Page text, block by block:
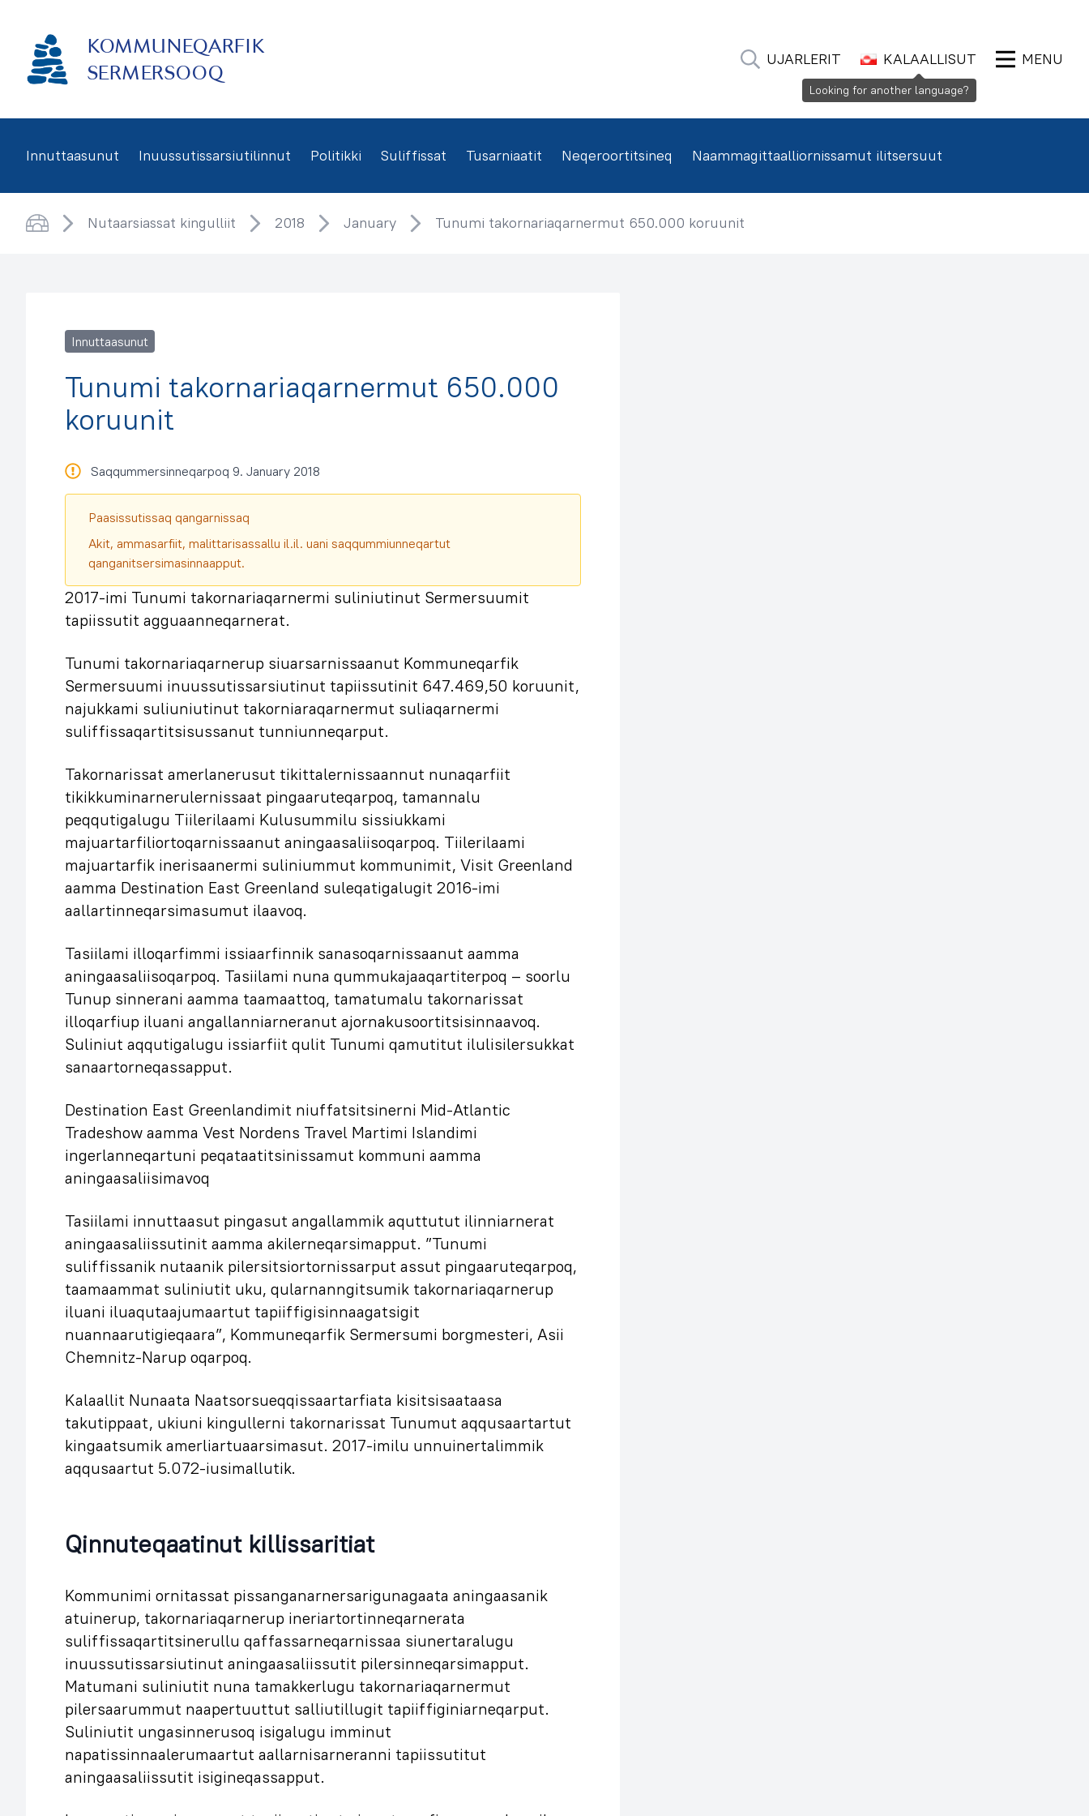
KOMMUNEQARFIK
SERMERSOOQ
UJARLERIT KALAALLISUT MENU
Innuttaasunut Inuussutissarsiutilinnut Politikki Suliffissat Tusarniaatit Neqeroortitsineq Naammagittaalliornissamut ilitsersuut
Nutaarsiassat kingulliit 2018 January Tunumi takornariaqarnermut 650.000 koruunit
Innuttaasunut
Tunumi takornariaqarnermut 650.000
koruunit
Saqqummersinneqarpoq 9. January 2018
Paasissutissaq qangarnissaq
Akit, ammasarfiit, malittarisassallu il.il. uani saqqummiunneqartut
qanganitsersimasinnaapput.
2017-imi Tunumi takornariaqarnermi suliniutinut Sermersuumit
tapiissutit agguaanneqarnerat.
Tunumi takornariaqarnerup siuarsarnissaanut Kommuneqarfik
Sermersuumi inuussutissarsiutinut tapiissutinit 647.469,50 koruunit,
najukkami suliuniutinut takorniaraqarnermut suliaqarnermi
suliffissaqartitsisussanut tunniunneqarput.
Takornarissat amerlanerusut tikittalernissaannut nunaqarfiit
tikikkuminarnerulernissaat pingaaruteqarpoq, tamannalu
peqqutigalugu Tiilerilaami Kulusummilu sissiukkami
majuartarfiliortoqarnissaanut aningaasaliisoqarpoq. Tiilerilaami
majuartarfik inerisaanermi suliniummut kommunimit, Visit Greenland
aamma Destination East Greenland suleqatigalugit 2016-imi
aallartinneqarsimasumut ilaavoq.
Tasiilami illoqarfimmi issiaarfinnik sanasoqarnissaanut aamma
aningaasaliisoqarpoq. Tasiilami nuna qummukajaaqartiterpoq – soorlu
Tunup sinnerani aamma taamaattoq, tamatumalu takornarissat
illoqarfiup iluani angallanniarneranut ajornakusoortitsisinnaavoq.
Suliniut aqqutigalugu issiarfiit qulit Tunumi qamutitut ilulisilersukkat
sanaartorneqassapput.
Destination East Greenlandimit niuffatsitsinerni Mid-Atlantic
Tradeshow aamma Vest Nordens Travel Martimi Islandimi
ingerlanneqartuni peqataatitsinissamut kommuni aamma
aningaasaliisimavoq
Tasiilami innuttaasut pingasut angallammik aquttutut ilinniarnerat
aningaasaliissutinit aamma akilerneqarsimapput. ”Tunumi
suliffissanik nutaanik pilersitsiortornissarput assut pingaaruteqarpoq,
taamaammat suliniutit uku, qularnanngitsumik takornariaqarnerup
iluani iluaqutaajumaartut tapiiffigisinnaagatsigit
nuannaarutigieqaara”, Kommuneqarfik Sermersumi borgmesteri, Asii
Chemnitz-Narup oqarpoq.
Kalaallit Nunaata Naatsorsueqqissaartarfiata kisitsisaataasa
takutippaat, ukiuni kingullerni takornarissat Tunumut aqqusaartartut
kingaatsumik amerliartuaarsimasut. 2017-imilu unnuinertalimmik
aqqusaartut 5.072-iusimallutik.
Qinnuteqaatinut killissaritiat
Kommunimi ornitassat pissanganarnersarigunagaata aningaasanik
atuinerup, takornariaqarnerup ineriartortinneqarnerata
suliffissaqartitsinerullu qaffassarneqarnissaa siunertaralugu
inuussutissarsiutinut aningaasaliissutit pilersinneqarsimapput.
Matumani suliniutit nuna tamakkerlugu takornariaqarnermut
pilersaarummut naapertuuttut salliutillugit tapiiffiginiarneqarput.
Suliniutit ungasinnerusoq isigalugu imminut
napatissinnaalerumaartut aallarnisarneranni tapiissutitut
aningaasaliissutit isigineqassapput.
Looking for another language?